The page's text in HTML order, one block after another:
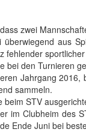
zwei
aus
fehlender
bei den Turnieren
Jahrgang
sammeln.
STV
im Clubheim des
Ende Juni bei